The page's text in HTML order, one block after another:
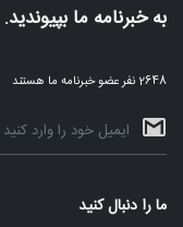
به خبرنامه ما بپیوندید.
2648 نفر عضو خبرنامه ما هستند
ما را دنبال کنید